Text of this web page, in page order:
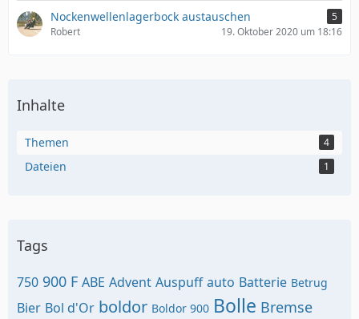
Nockenwellenlagerbock austauschen
5
Robert
19. Oktober 2020 um 18:16
Inhalte
Themen 4
Dateien 1
Tags
750 900 F ABE Advent Auspuff auto Batterie Betrug
Bier Bol d'Or boldor Boldor 900 Bolle Bremse